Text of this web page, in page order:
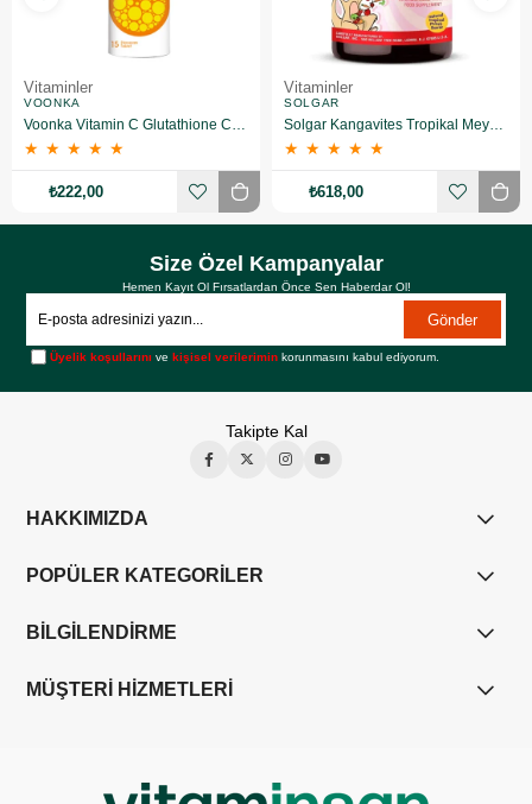
Vitaminler
VOONKA
Voonka Vitamin C Glutathione Complex Efervesan 15 Tablet
★ ★ ★ ★ ★
₺222,00
Vitaminler
SOLGAR
Solgar Kangavites Tropikal Meyve Aromalı 60 Tablet
★ ★ ★ ★ ★
₺618,00
Size Özel Kampanyalar
Hemen Kayıt Ol Fırsatlardan Önce Sen Haberdar Ol!
Gönder
Üyelik koşullarını vekişisel verilerimin korunmasını kabul ediyorum.
Takipte Kal
HAKKIMIZDA
POPÜLER KATEGORİLER
BİLGİLENDİRME
MÜŞTERİ HİZMETLERİ